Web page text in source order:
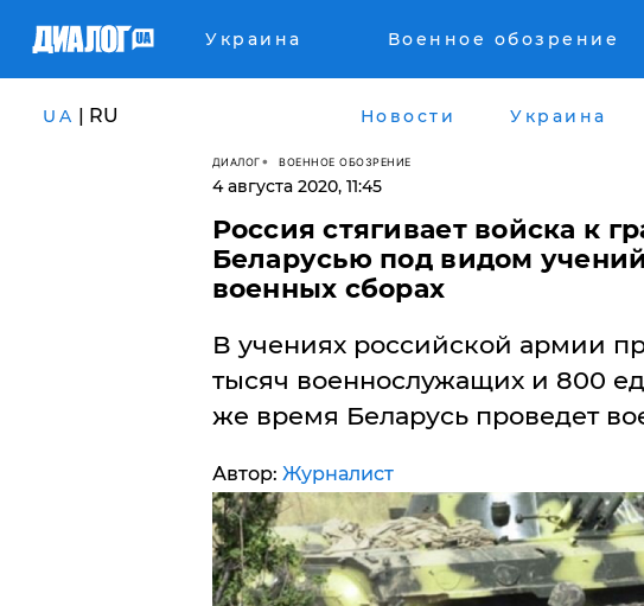
Украина Военное обозрение
UA | RU Новости Украина
ДИАЛОГ ВОЕННОЕ ОБОЗРЕНИЕ
4 августа 2020, 11:45
Россия стягивает войска к
Беларусью под видом
военных сборах
В учениях российской армии
тысяч военнослужащих и 800
же время Беларусь проведет
Автор: Журналист